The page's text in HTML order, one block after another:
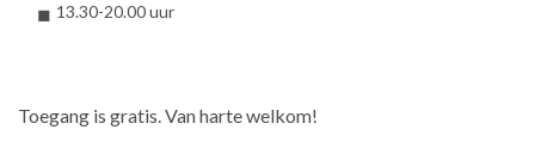
13.30-20.00 uur
Toegang is gratis. Van harte welkom!